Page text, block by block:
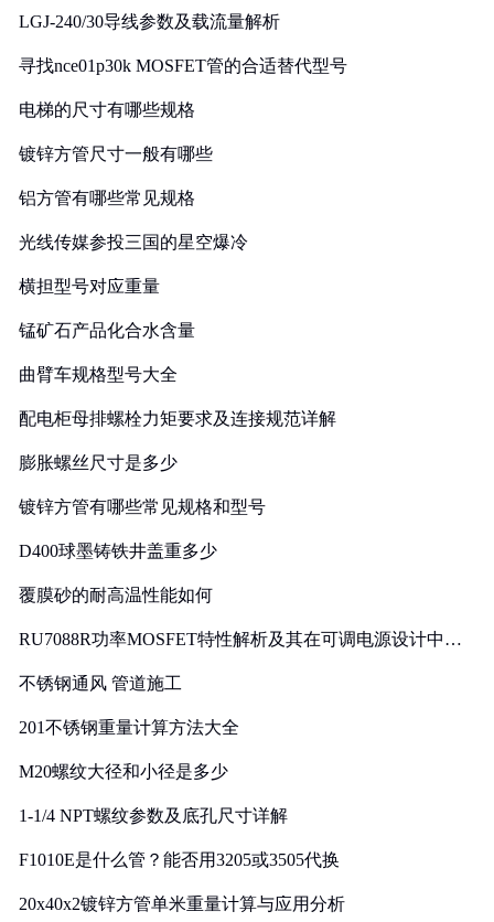
LGJ-240/30导线参数及载流量解析
寻找nce01p30k MOSFET管的合适替代型号
电梯的尺寸有哪些规格
镀锌方管尺寸一般有哪些
铝方管有哪些常见规格
光线传媒参投三国的星空爆冷
横担型号对应重量
锰矿石产品化合水含量
曲臂车规格型号大全
配电柜母排螺栓力矩要求及连接规范详解
膨胀螺丝尺寸是多少
镀锌方管有哪些常见规格和型号
D400球墨铸铁井盖重多少
覆膜砂的耐高温性能如何
RU7088R功率MOSFET特性解析及其在可调电源设计中的
不锈钢通风 管道施工
201不锈钢重量计算方法大全
M20螺纹大径和小径是多少
1-1/4 NPT螺纹参数及底孔尺寸详解
F1010E是什么管？能否用3205或3505代换
20x40x2镀锌方管单米重量计算与应用分析